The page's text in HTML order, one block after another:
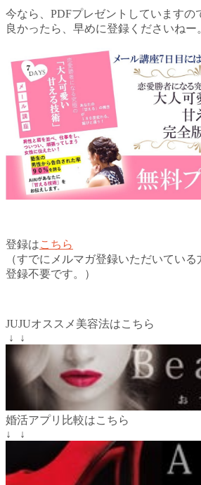
今なら、PDFプレゼントしていますの
良かったら、早めに登録くださいねー
登録はこちら
（すでにメルマガ登録いただいている
登録不要です。）
JUJUオススメ美容法はこちら
↓ ↓
婚活アプリ比較はこちら
↓ ↓